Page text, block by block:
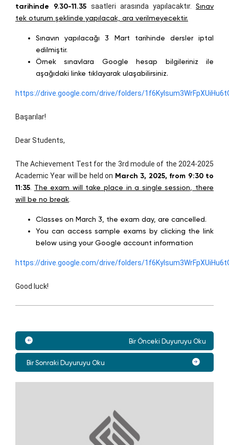
tarihinde 9.30-11.35 saatleri arasında yapılacaktır. Sınav
tek oturum şeklinde yapılacak, ara verilmeyecektir.
Sınavın yapılacağı 3 Mart tarihinde dersler iptal
edilmiştir.
Örnek sınavlara Google hesap bilgileriniz ile
aşağıdaki linke tıklayarak ulaşabilirsiniz.
https://drive.google.com/drive/folders/
Başarılar!
Dear Students,
The Achievement Test for the 3rd module of the 2024-2025
Academic Year will be held on March 3, 2025, from 9:30 to
11:35 The exam will take place in a single session, there
will be no break
Classes on March 3, the exam day, are cancelled.
You can access sample exams by clicking the link
below using your Google account information
https://drive.google.com/drive/folders/
Good luck!
Bir Önceki Duyuruyu Oku
Bir Sonraki Duyuruyu Oku